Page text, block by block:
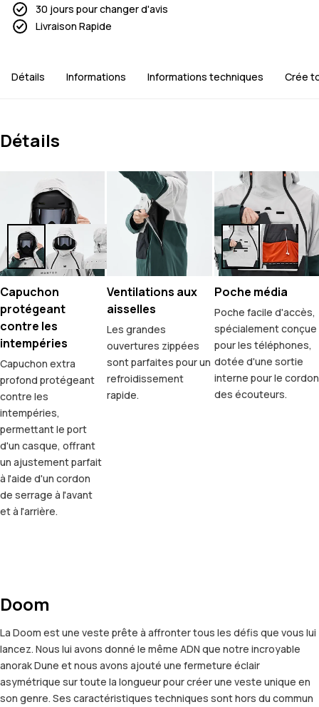
30 jours pour changer d'avis
Livraison Rapide
Détails Informations Informations techniques Crée
Détails
Capuchon
protégeant
contre les
intempéries
Capuchon extra
profond protégeant
contre les
intempéries,
permettant le port
d'un casque, offrant
un ajustement parfait
à l'aide d'un cordon
de serrage à l'avant
et à l'arrière.
Ventilations aux
aisselles
Les grandes
ouvertures zippées
sont parfaites pour un
refroidissement
rapide.
Poche média
Poche facile d'accès,
spécialement conçue
pour les téléphones,
dotée d'une sortie
interne pour le cordon
des écouteurs.
Doom
La Doom est une veste prête à affronter tous les défis que vous lui
lancez. Nous lui avons donné le même ADN que notre incroyable
anorak Dune et nous avons ajouté une fermeture éclair
asymétrique sur toute la longueur pour créer une veste unique en
son genre. Ses caractéristiques techniques sont hors du commun